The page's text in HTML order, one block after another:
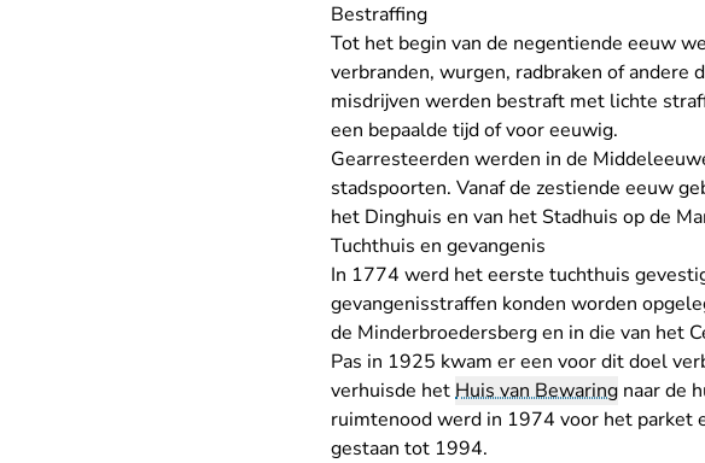
Bestraffing
Tot het begin van de negentiende eeuw
verbranden, wurgen, radbraken of andere
misdrijven werden bestraft met lichte
een bepaalde tijd of voor eeuwig.
Gearresteerden werden in de
stadspoorten. Vanaf de zestiende eeuw
het Dinghuis en van het Stadhuis op de
Tuchthuis en gevangenis
In 1774 werd het eerste tuchthuis
gevangenisstraffen konden worden
de Minderbroedersberg en in die van het
Pas in 1925 kwam er een voor dit doel
verhuisde hetHuis van Bewaring naar de
ruimtenood werd in 1974 voor het parket
gestaan tot 1994.